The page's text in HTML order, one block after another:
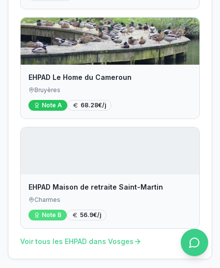
EHPAD Le Home du Cameroun
Bruyères
Note A 68.28€/j
EHPAD Maison de retraite Saint-Martin
Charmes
Note B 56.9€/j
Voir tous les EHPAD dans Vosges